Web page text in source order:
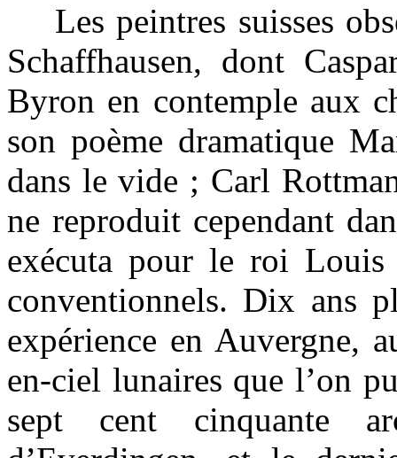
Les peintres suisses
Schaffhausen, dont
Byron en contemple aux
son poème dramatique
dans le vide ; Carl
ne reproduit cependant
exécuta pour le roi Louis
conventionnels. Dix ans
expérience en Auvergne,
en-ciel lunaires que l’on
sept cent cinquante